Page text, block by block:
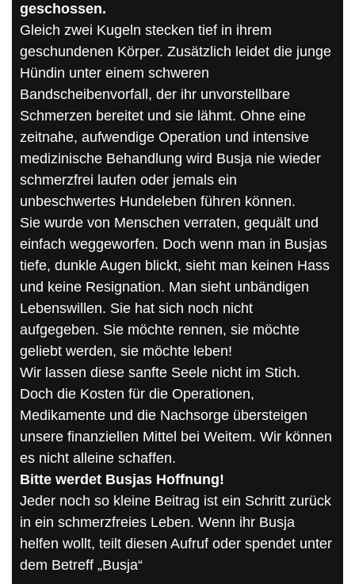
geschossen.
Gleich zwei Kugeln stecken tief in ihrem
geschundenen Körper. Zusätzlich leidet die junge
Hündin unter einem schweren
Bandscheibenvorfall, der ihr unvorstellbare
Schmerzen bereitet und sie lähmt. Ohne eine
zeitnahe, aufwendige Operation und intensive
medizinische Behandlung wird Busja nie wieder
schmerzfrei laufen oder jemals ein
unbeschwertes Hundeleben führen können.
Sie wurde von Menschen verraten, gequält und
einfach weggeworfen. Doch wenn man in Busjas
tiefe, dunkle Augen blickt, sieht man keinen Hass
und keine Resignation. Man sieht unbändigen
Lebenswillen. Sie hat sich noch nicht
aufgegeben. Sie möchte rennen, sie möchte
geliebt werden, sie möchte leben!
Wir lassen diese sanfte Seele nicht im Stich.
Doch die Kosten für die Operationen,
Medikamente und die Nachsorge übersteigen
unsere finanziellen Mittel bei Weitem. Wir können
es nicht alleine schaffen.
Bitte werdet Busjas Hoffnung!
Jeder noch so kleine Beitrag ist ein Schritt zurück
in ein schmerzfreies Leben. Wenn ihr Busja
helfen wollt, teilt diesen Aufruf oder spendet unter
dem Betreff „Busja“